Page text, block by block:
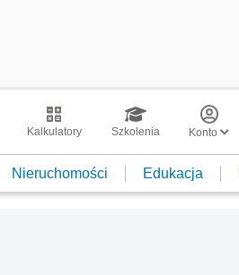
Kalkulatory Szkolenia Konto
Nieruchomości Edukacja